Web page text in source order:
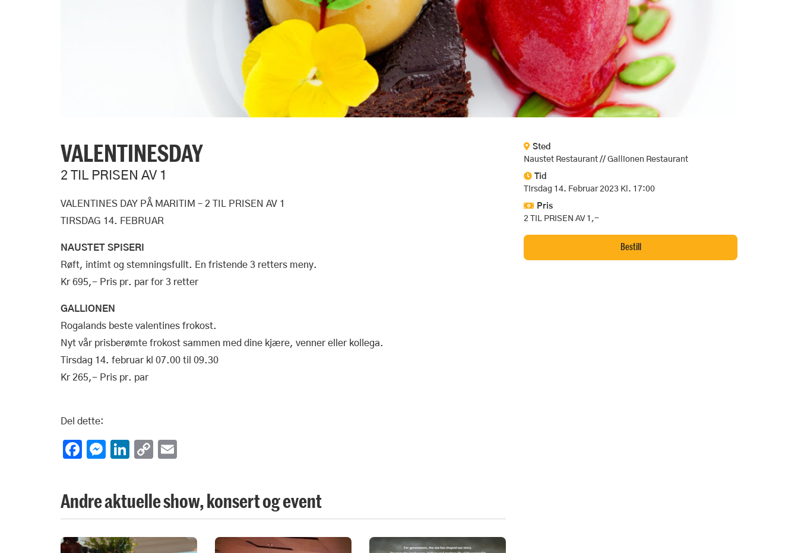
VALENTINESDAY
2 TIL PRISEN AV 1
VALENTINES DAY PÅ MARITIM – 2 TIL PRISEN AV 1
TIRSDAG 14. FEBRUAR
NAUSTET SPISERI
Røft, intimt og stemningsfullt. En fristende 3 retters meny.
Kr 695,- Pris pr. par for 3 retter
GALLIONEN
Rogalands beste valentines frokost.
Nyt vår prisberømte frokost sammen med dine kjære, venner eller kollega.
Tirsdag 14. februar kl 07.00 til 09.30
Kr 265,- Pris pr. par
Del dette:
Facebook
Messenger
LinkedIn
Copy
Andre aktuelle show, konsert og event
Sted
Naustet Restaurant // Gallionen Restaurant
Tid
Tirsdag 14. Februar 2023 Kl. 17:00
Pris
2 TIL PRISEN AV 1,-
Bestill